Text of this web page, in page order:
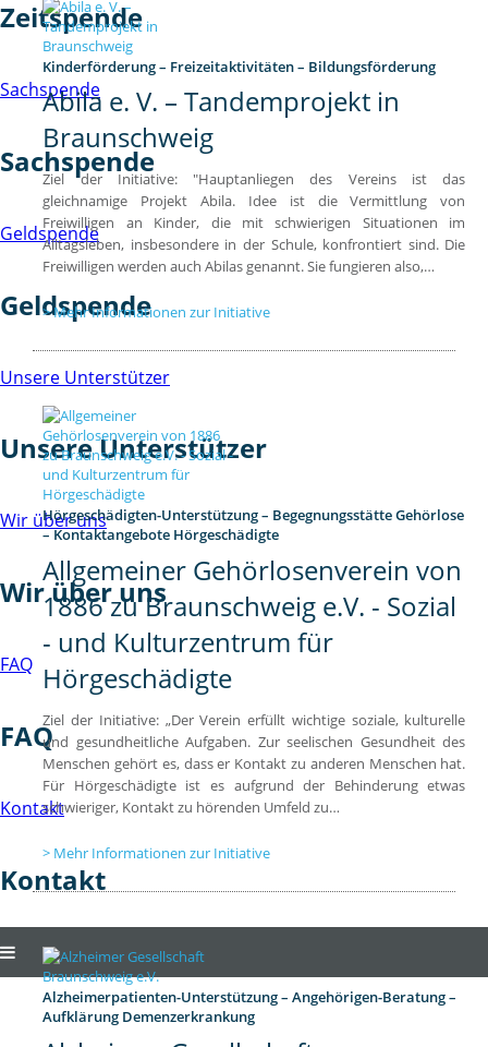
Zeitspende
Sachspende
Sachspende
Geldspende
Geldspende
Unsere Unterstützer
Unsere Unterstützer
Wir über uns
Wir über uns
FAQ
FAQ
Kontakt
Kontakt
Kinderförderung – Freizeitaktivitäten – Bildungsförderung
Abila e. V. – Tandemprojekt in
Braunschweig
Ziel der Initiative: "Hauptanliegen des Vereins ist das
gleichnamige Projekt Abila. Idee ist die Vermittlung von
Freiwilligen an Kinder, die mit schwierigen Situationen im
Alltagsleben, insbesondere in der Schule, konfrontiert sind. Die
Freiwilligen werden auch Abilas genannt. Sie fungieren also,…
Mehr Informationen zur Initiative
Hörgeschädigten-Unterstützung – Begegnungsstätte Gehörlose
– Kontaktangebote Hörgeschädigte
Allgemeiner Gehörlosenverein von
1886 zu Braunschweig e.V. - Sozial
- und Kulturzentrum für
Hörgeschädigte
Ziel der Initiative: „Der Verein erfüllt wichtige soziale, kulturelle
und gesundheitliche Aufgaben. Zur seelischen Gesundheit des
Menschen gehört es, dass er Kontakt zu anderen Menschen hat.
Für Hörgeschädigte ist es aufgrund der Behinderung etwas
schwieriger, Kontakt zu hörenden Umfeld zu…
Mehr Informationen zur Initiative
Alzheimerpatienten-Unterstützung – Angehörigen-Beratung –
Aufklärung Demenzerkrankung